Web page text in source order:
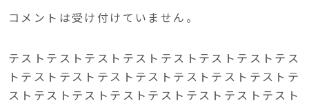
コメントは受け付けていません。
テストテストテストテストテストテストテストテス
トテストテストテストテストテストテストテストテ
ストテストテストテストテストテストテストテスト